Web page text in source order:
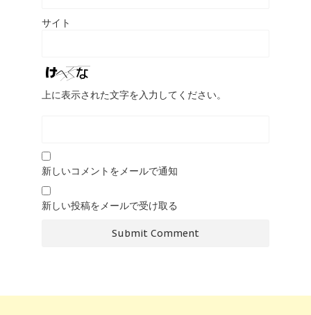
サイト
上に表示された文字を入力してください。
新しいコメントをメールで通知
新しい投稿をメールで受け取る